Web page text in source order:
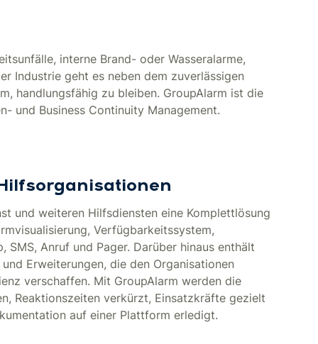
interne Brand- oder Wasseralarme,
Industrie geht es neben dem zuverlässigen
handlungsfähig zu bleiben. GroupAlarm ist die
und Business Continuity Management.
und weiteren Hilfsdiensten eine Komplettlösung
Verfügbarkeitssystem,
Anruf und Pager. Darüber hinaus enthält
Erweiterungen, die den Organisationen
verschaffen. Mit GroupAlarm werden die
Reaktionszeiten verkürzt, Einsatzkräfte gezielt
auf einer Plattform erledigt.